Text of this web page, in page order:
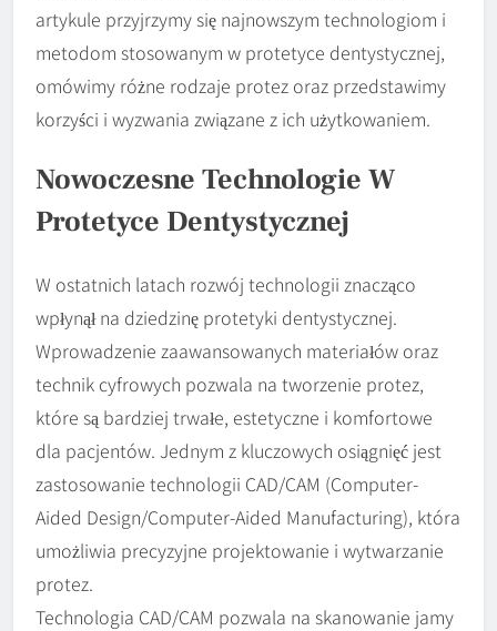
artykule przyjrzymy się najnowszym technologiom i
metodom stosowanym w protetyce dentystycznej,
omówimy różne rodzaje protez oraz przedstawimy
korzyści i wyzwania związane z ich użytkowaniem.
Nowoczesne Technologie W
Protetyce Dentystycznej
W ostatnich latach rozwój technologii znacząco
wpłynął na dziedzinę protetyki dentystycznej.
Wprowadzenie zaawansowanych materiałów oraz
technik cyfrowych pozwala na tworzenie protez,
które są bardziej trwałe, estetyczne i komfortowe
dla pacjentów. Jednym z kluczowych osiągnięć jest
zastosowanie technologii CAD/CAM (Computer-
Aided Design/Computer-Aided Manufacturing), która
umożliwia precyzyjne projektowanie i wytwarzanie
protez.
Technologia CAD/CAM pozwala na skanowanie jamy